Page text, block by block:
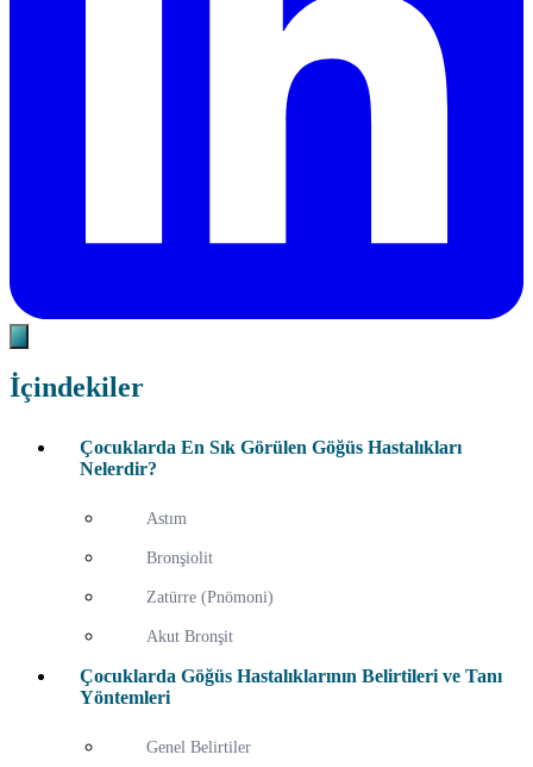
İçindekiler
Çocuklarda En Sık Görülen Göğüs Hastalıkları
Nelerdir?
Astım
Bronşiolit
Zatürre (Pnömoni)
Akut Bronşit
Çocuklarda Göğüs Hastalıklarının Belirtileri ve Tanı
Yöntemleri
Genel Belirtiler